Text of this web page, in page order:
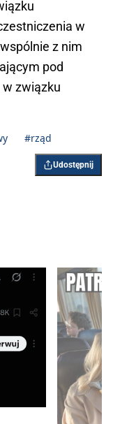
w
z nim
pod
w związku
#rząd
Udostępnij